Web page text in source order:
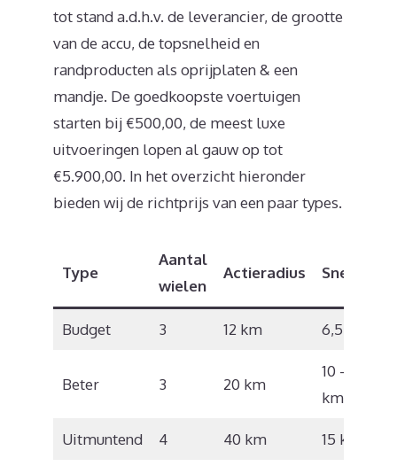
tot stand a.d.h.v. de leverancier, de grootte
van de accu, de topsnelheid en
randproducten als oprijplaten & een
mandje. De goedkoopste voertuigen
starten bij €500,00, de meest luxe
uitvoeringen lopen al gauw op tot
€5.900,00. In het overzicht hieronder
bieden wij de richtprijs van een paar types.
Type
Aantal
wielen
Actieradius Snelheid
Budget 3 12 km 6,5 km/u
Beter 3 20 km
10 – 12
km/u
Uitmuntend 4 40 km 15 km/u